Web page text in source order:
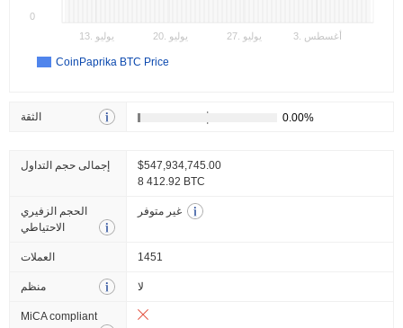
CoinPaprika BTC Price
13. يوليو 20. يوليو 27. يوليو 3. أغسطس
0
الثقة
إجمالى حجم التداول
$547,934,745.00
8 412.92 BTC
الحجم الزفيري
الاحتياطي
غير متوفر
العملات 1451
منظم لا
MiCA compliant